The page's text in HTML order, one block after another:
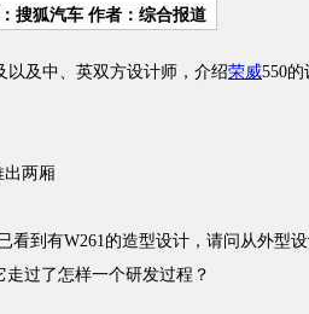
搜狐汽车 作者：综合报道
及中、英双方设计师，介绍荣威550的
两厢
有W261的造型设计，请问从外型设
走过了怎样一个研发过程？